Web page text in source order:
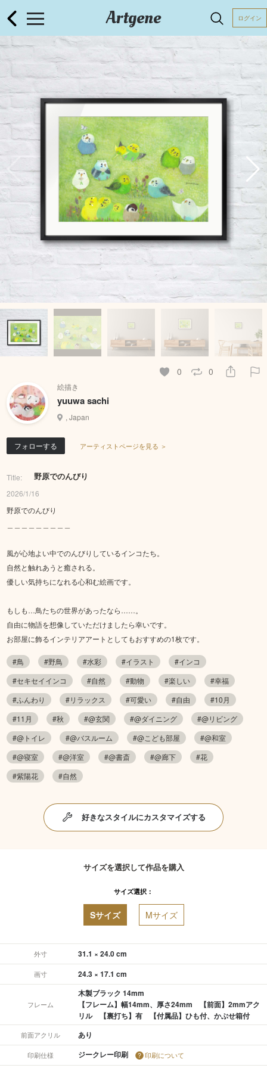
Artgene ログイン
0 0
絵描き
yuuwa sachi
, Japan
フォローする アーティストページを見る ＞
Title: 野原でのんびり
2026/1/16
野原でのんびり
風が心地よい中でのんびりしているインコたち。
自然と触れあうと癒される。
優しい気持ちになれる心和む絵画です。
もしも…鳥たちの世界があったなら……。
自由に物語を想像していただけましたら幸いです。
お部屋に飾るインテリアアートとしてもおすすめの1枚です。
#鳥 #野鳥 #水彩 #イラスト
#インコ
#セキセイインコ
#自然 #動物 #楽しい
#幸福
#ふんわり
#リラックス #可愛い #自由
#10月
#11月
#秋 #@玄関 #@ダイニング
#@リビング
#@トイレ
#@バスルーム #@こども部屋
#@和室
#@寝室
#@洋室 #@書斎 #@廊下
#花
#紫陽花
#自然
好きなスタイルにカスタマイズする
サイズを選択して作品を購入
サイズ選択：
Sサイズ Mサイズ
外寸 31.1 × 24.0 cm
画寸 24.3 × 17.1 cm
フレーム
木製ブラック 14mm
【フレーム】幅14mm、厚さ24mm 【前面】2mmアク
リル 【裏打ち】有 【付属品】ひも付、かぶせ箱付
前面アクリル あり
印刷仕様 ジークレー印刷 印刷について